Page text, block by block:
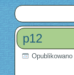
p12
Opublikowano